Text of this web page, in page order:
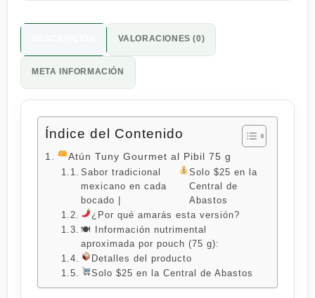
VALORACIONES (0)
META INFORMACIÓN
Índice del Contenido
Atún Tuny Gourmet al Pibil 75 g
Sabor tradicional
mexicano en cada
bocado |
Solo $25 en la
Central de
Abastos
¿Por qué amarás esta versión?
🍽 Información nutrimental
aproximada por pouch (75 g):
Detalles del producto
Solo $25 en la Central de Abastos